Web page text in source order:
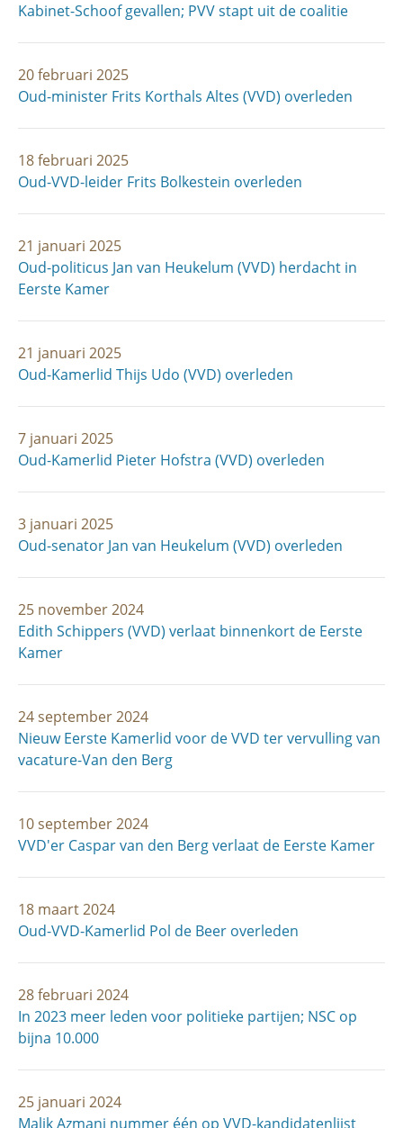
Kabinet-Schoof gevallen; PVV stapt uit de coalitie
20 februari 2025
Oud-minister Frits Korthals Altes (VVD) overleden
18 februari 2025
Oud-VVD-leider Frits Bolkestein overleden
21 januari 2025
Oud-politicus Jan van Heukelum (VVD) herdacht in
Eerste Kamer
21 januari 2025
Oud-Kamerlid Thijs Udo (VVD) overleden
7 januari 2025
Oud-Kamerlid Pieter Hofstra (VVD) overleden
3 januari 2025
Oud-senator Jan van Heukelum (VVD) overleden
25 november 2024
Edith Schippers (VVD) verlaat binnenkort de Eerste
Kamer
24 september 2024
Nieuw Eerste Kamerlid voor de VVD ter vervulling van
vacature-Van den Berg
10 september 2024
VVD'er Caspar van den Berg verlaat de Eerste Kamer
18 maart 2024
Oud-VVD-Kamerlid Pol de Beer overleden
28 februari 2024
In 2023 meer leden voor politieke partijen; NSC op
bijna 10.000
25 januari 2024
Malik Azmani nummer één op VVD-kandidatenlijst